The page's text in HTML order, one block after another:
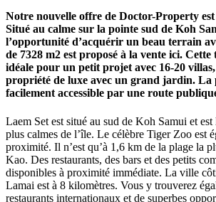
Notre nouvelle offre de Doctor-Property est
Situé au calme sur la pointe sud de Koh
l’opportunité d’acquérir un beau terrain
de 7328 m2 est proposé à la vente ici.
idéale pour un petit projet avec 16-20
propriété de luxe avec un grand jardin. La
facilement accessible par une route
Laem Set est situé au sud de Koh Samui et est
plus calmes de l’île. Le célèbre Tiger Zoo est
proximité. Il n’est qu’à 1,6 km de la plage la
Kao. Des restaurants, des bars et des petits
disponibles à proximité immédiate. La ville
Lamai est à 8 kilomètres. Vous y trouverez
restaurants internationaux et de superbes